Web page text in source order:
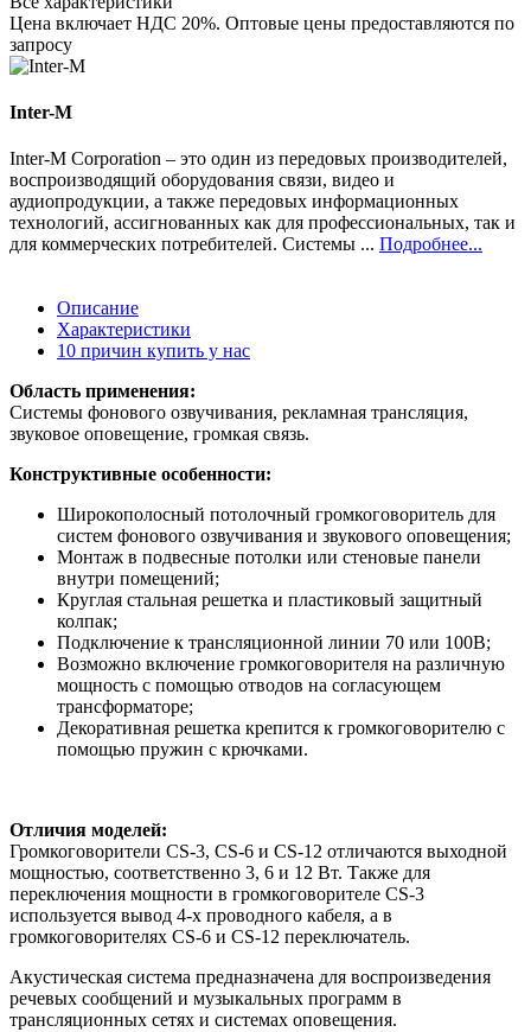
Цена включает НДС 20%. Оптовые цены предоставляются по
запросу
Inter-M
Inter-M Corporation – это один из передовых производителей,
воспроизводящий оборудования связи, видео и
аудиопродукции, а также передовых информационных
технологий, ассигнованных как для профессиональных, так и
для коммерческих потребителей. Системы ... Подробнее...
Описание
Характеристики
10 причин купить у нас
Область применения:
Системы фонового озвучивания, рекламная трансляция,
звуковое оповещение, громкая связь.
Конструктивные особенности:
Широкополосный потолочный громкоговоритель для
систем фонового озвучивания и звукового оповещения;
Монтаж в подвесные потолки или стеновые панели
внутри помещений;
Круглая стальная решетка и пластиковый защитный
колпак;
Подключение к трансляционной линии 70 или 100В;
Возможно включение громкоговорителя на различную
мощность с помощью отводов на согласующем
трансформаторе;
Декоративная решетка крепится к громкоговорителю с
помощью пружин с крючками.
Отличия моделей:
Громкоговорители CS-3, CS-6 и CS-12 отличаются выходной
мощностью, соответственно 3, 6 и 12 Вт. Также для
переключения мощности в громкоговорителе CS-3
используется вывод 4-х проводного кабеля, а в
громкоговорителях CS-6 и CS-12 переключатель.
Акустическая система предназначена для воспроизведения
речевых сообщений и музыкальных программ в
трансляционных сетях и системах оповещения.